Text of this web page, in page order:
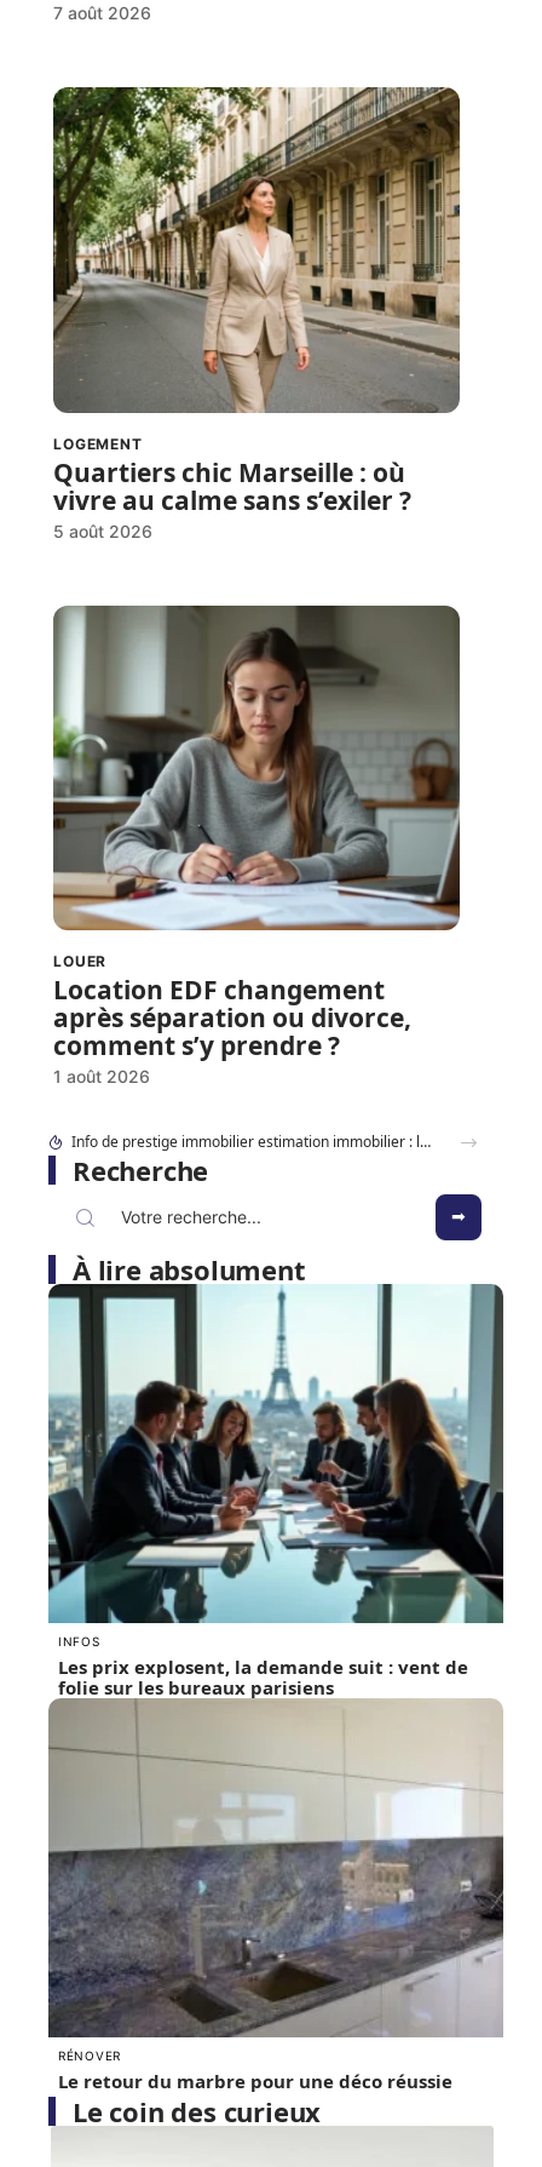
7 août 2026
LOGEMENT
Quartiers chic Marseille : où
vivre au calme sans s’exiler ?
5 août 2026
LOUER
Location EDF changement
après séparation ou divorce,
comment s’y prendre ?
1 août 2026
Info de prestige immobilier estimation immobilier : la méthode des vrais biens d’exception
Recherche
À lire absolument
INFOS
Les prix explosent, la demande suit : vent de
folie sur les bureaux parisiens
RÉNOVER
Le retour du marbre pour une déco réussie
Le coin des curieux